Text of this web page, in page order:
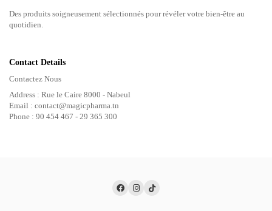
Des produits soigneusement sélectionnés pour révéler votre bien-être au
quotidien.
Contact Details
Contactez Nous
Address : Rue le Caire 8000 - Nabeul
Email : contact@magicpharma.tn
Phone : 90 454 467 - 29 365 300